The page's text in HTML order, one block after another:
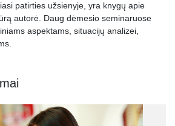
patirties užsienyje, yra knygų apie
autorė. Daug dėmesio seminaruose
aspektams, situacijų analizei,